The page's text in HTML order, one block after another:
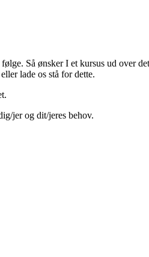
Så ønsker I et kursus ud over
lade os stå for dette.
jer og dit/jeres behov.